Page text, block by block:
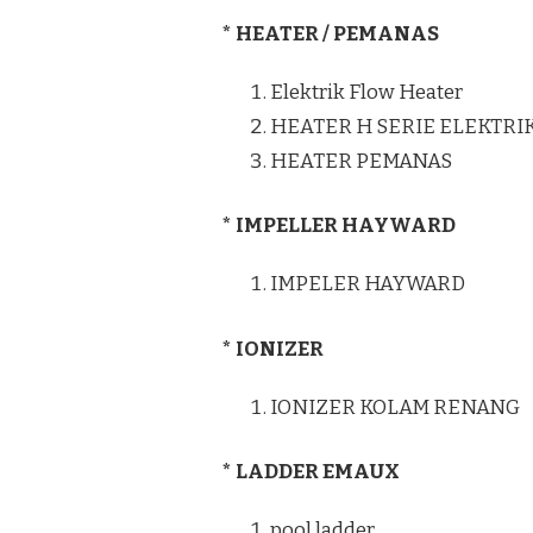
* HEATER / PEMANAS
Elektrik Flow Heater
HEATER H SERIE
HEATER PEMANAS
* IMPELLER HAYWARD
IMPELER HAYWARD
* IONIZER
IONIZER KOLAM RENANG
* LADDER EMAUX